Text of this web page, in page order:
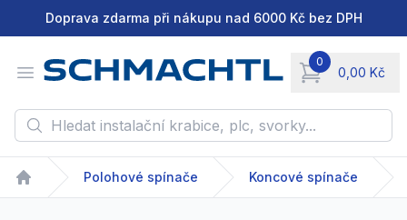
Doprava zdarma při nákupu nad 6000 Kč bez DPH
Open menu
0
0,00 Kč
items in cart,
Hledat instalační krabice, plc, svorky...
Home
Polohové spínače Koncové spínače